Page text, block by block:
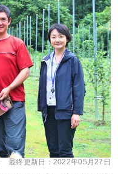
最終更新日： 2022年05月27日